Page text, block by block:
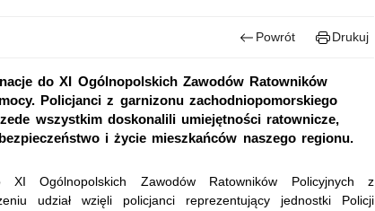
Powrót Drukuj
do XI Ogólnopolskich Zawodów Ratowników
Policjanci z garnizonu zachodniopomorskiego
wszystkim doskonalili umiejętności ratownicze,
i życie mieszkańców naszego regionu.
XI Ogólnopolskich Zawodów Ratowników Policyjnych z
udział wzięli policjanci reprezentujący jednostki Policji